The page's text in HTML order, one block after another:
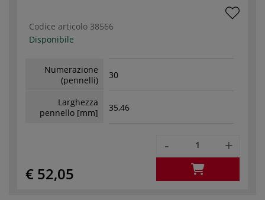
Codice articolo 38566
Disponibile
Numerazione
(pennelli)
30
Larghezza
pennello [mm]
35,46
€ 52,05
- +